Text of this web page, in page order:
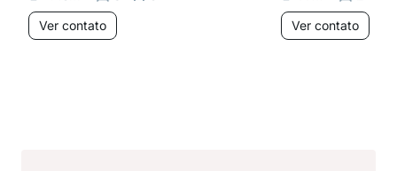
Ver contato
Ver contato